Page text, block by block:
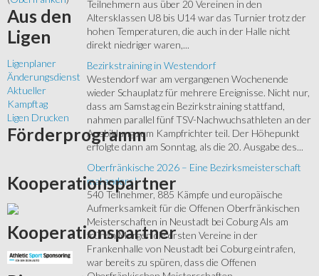
Teilnehmern aus über 20 Vereinen in den
Altersklassen U8 bis U14 war das Turnier trotz der
hohen Temperaturen, die auch in der Halle nicht
direkt niedriger waren,...
Bezirkstraining in Westendorf
Westendorf war am vergangenen Wochenende
wieder Schauplatz für mehrere Ereignisse. Nicht nur,
dass am Samstag ein Bezirkstraining stattfand,
nahmen parallel fünf TSV-Nachwuchsathleten an der
Ausbildung zum Kampfrichter teil. Der Höhepunkt
erfolgte dann am Sonntag, als die 20. Ausgabe des...
Oberfränkische 2026 – Eine Bezirksmeisterschaft
mal anders!
540 Teilnehmer, 885 Kämpfe und europäische
Aufmerksamkeit für die Offenen Oberfränkischen
Meisterschaften in Neustadt bei Coburg Als am
frühen Morgen die ersten Vereine in der
Frankenhalle von Neustadt bei Coburg eintrafen,
war bereits zu spüren, dass die Offenen
Aus den
Ligen
Ligenplaner
Änderungsdienst
Aktueller
Kampftag
Ligen Drucken
Förderprogramm
Kooperationspartner
Kooperationspartner